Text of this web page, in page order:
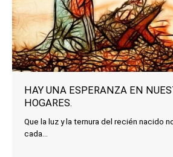
HAY UNA ESPERANZA EN
HOGARES.
Que la luz y la ternura del recién nacido
cada...